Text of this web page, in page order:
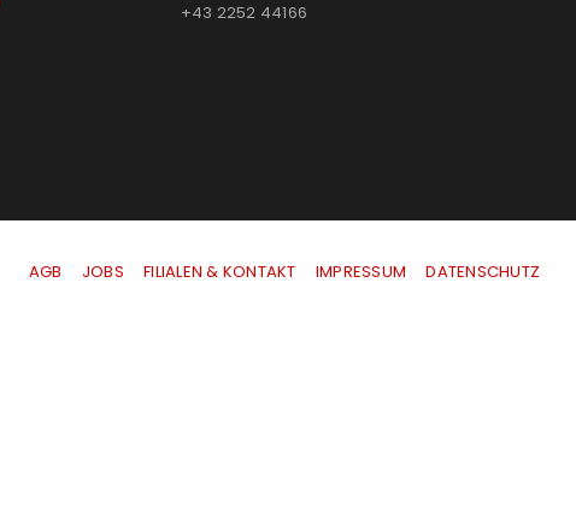
+43 2252 44166
AGB JOBS FILIALEN & KONTAKT IMPRESSUM |DATENSCHUTZ